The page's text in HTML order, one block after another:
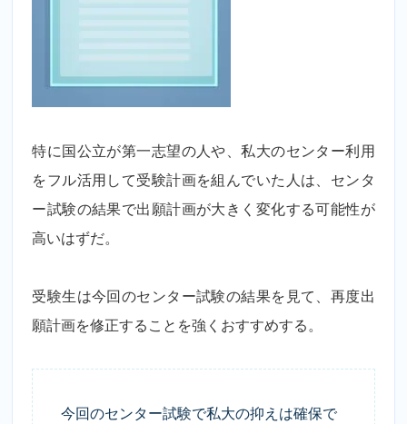
特に国公立が第一志望の人や、私大のセンター利用
をフル活用して受験計画を組んでいた人は、センタ
ー試験の結果で出願計画が大きく変化する可能性が
高いはずだ。
受験生は今回のセンター試験の結果を見て、再度出
願計画を修正することを強くおすすめする。
今回のセンター試験で私大の抑えは確保で